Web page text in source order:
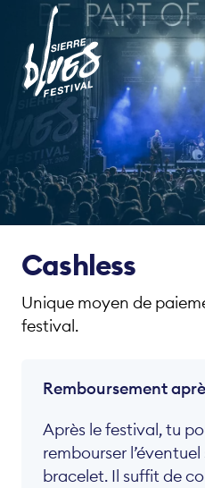
Actualités
Photos
Cashless
Club des
Festival
Partenaires
17 - 19
Cashless
Unique moyen de
festival.
Remboursement
Après le festival, tu
rembourser
bracelet. Il suffit de